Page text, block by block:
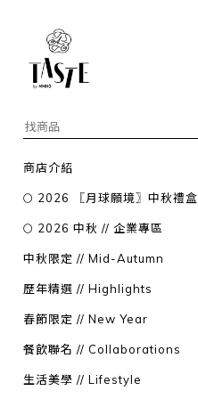
商店介紹
🌕 2026 〖月球願境〗中秋禮盒
🌕 2026 中秋 // 企業專區
中秋限定 // Mid-Autumn
歷年精選 // Highlights
春節限定 // New Year
餐飲聯名 // Collaborations
生活美學 // Lifestyle